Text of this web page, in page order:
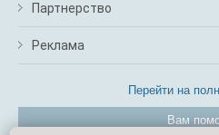
Партнерство
Реклама
Перейти на
Вам